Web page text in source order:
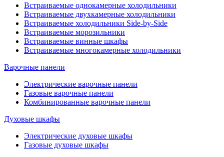
Встраиваемые однокамерные холодильники
Встраиваемые двухкамерные холодильники
Встраиваемые холодильники Side-by-Side
Встраиваемые морозильники
Встраиваемые винные шкафы
Встраиваемые многокамерные холодильники
Варочные панели
Электрические варочные панели
Газовые варочные панели
Комбинированные варочные панели
Духовые шкафы
Электрические духовые шкафы
Газовые духовые шкафы